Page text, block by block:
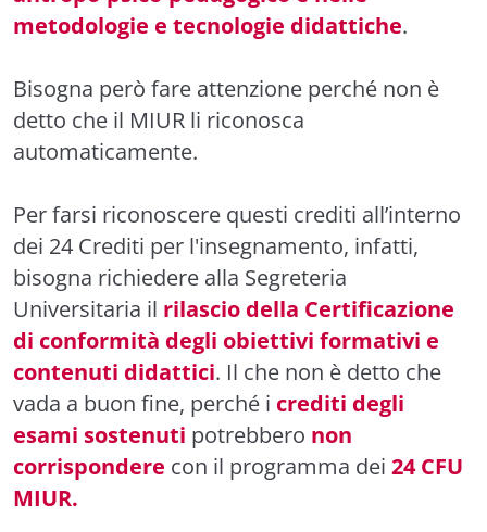
metodologie e tecnologie didattiche.
Bisogna però fare attenzione perché non è
detto che il MIUR li riconosca
automaticamente.
Per farsi riconoscere questi crediti all’interno
dei 24 Crediti per l'insegnamento, infatti,
bisogna richiedere alla Segreteria
Universitaria il rilascio della Certificazione
di conformità degli obiettivi formativi e
contenuti didattici. Il che non è detto che
vada a buon fine, perché i crediti degli
esami sostenuti potrebbero non
corrispondere con il programma dei 24 CFU
MIUR.